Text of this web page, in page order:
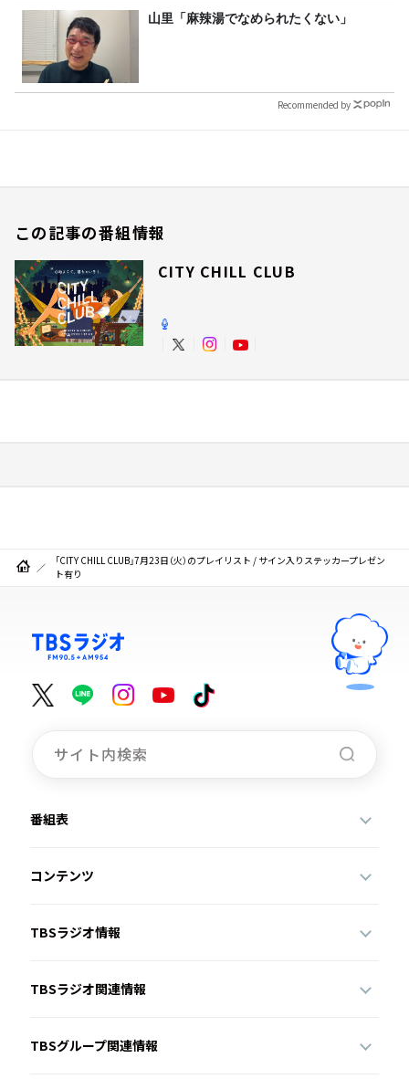
山里「麻辣湯でなめられたくない」
Recommended by
この記事の番組情報
CITY CHILL CLUB
「CITY CHILL CLUB」7月23日（火）のプレイリスト / サイン入りステッカープレゼン
ト有り
番組表
コンテンツ
TBSラジオ情報
TBSラジオ関連情報
TBSグループ関連情報